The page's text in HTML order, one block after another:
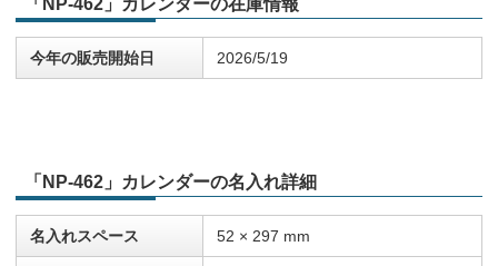
「NP-462」カレンダーの在庫情報
今年の販売開始日 2026/5/19
「NP-462」カレンダーの名入れ詳細
名入れスペース 52 × 297 mm